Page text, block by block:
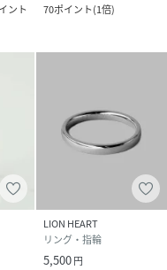
ント
70ポイント(1倍)
LION HEART
リング・指輪
5,500円